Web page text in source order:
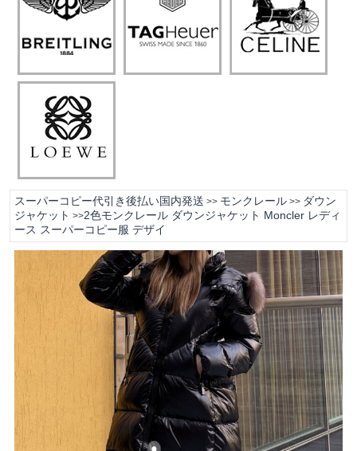
スーパーコピー代引き後払い国内発送 >> モンクレール>> ダウン
ジャケット >>2色モンクレール ダウンジャケット Moncler レディ
ース スーパーコピー服 デザイ